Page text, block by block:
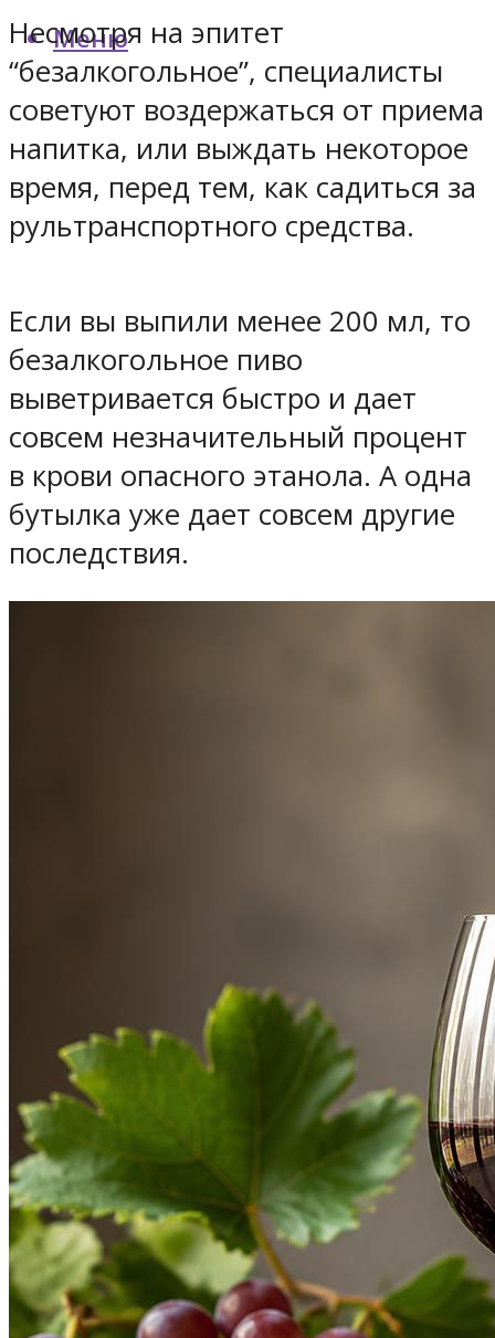
Меню
Несмотря на эпитет
“безалкогольное”, специалисты
советуют воздержаться от приема
напитка, или выждать некоторое
время, перед тем, как садиться за
рультранспортного средства.
Если вы выпили менее 200 мл, то
безалкогольное пиво
выветривается быстро и дает
совсем незначительный процент
в крови опасного этанола. А одна
бутылка уже дает совсем другие
последствия.